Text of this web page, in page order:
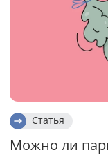
Статья
Можно ли